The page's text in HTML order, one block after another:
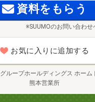
学コース （30分
学コース （60分
ース （90分～）
お好きな番号をお教え下
など、ご要望に応じて
資料をもらう
※SUUMOのお問い合わ
お気に入りに追加する
ループホールディングス ホーム
熊本営業所